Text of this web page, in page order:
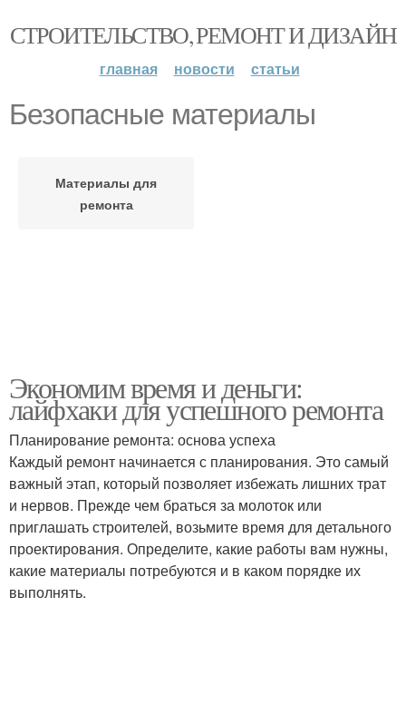
СТРОИТЕЛЬСТВО, РЕМОНТ И ДИЗАЙН
главная новости статьи
Безопасные материалы
Материалы для
ремонта
Экономим время и деньги:
лайфхаки для успешного ремонта
Планирование ремонта: основа успеха
Каждый ремонт начинается с планирования. Это самый
важный этап, который позволяет избежать лишних трат
и нервов. Прежде чем браться за молоток или
приглашать строителей, возьмите время для детального
проектирования. Определите, какие работы вам нужны,
какие материалы потребуются и в каком порядке их
выполнять.